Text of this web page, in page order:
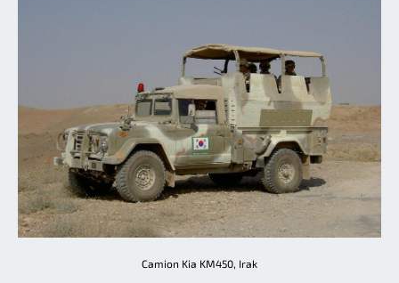
Camion Kia KM450, Irak